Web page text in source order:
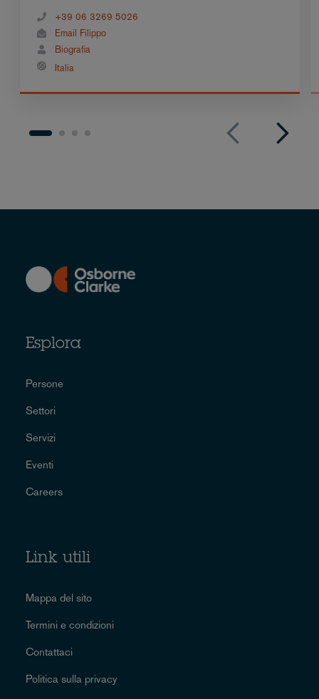
+39 06 3269 5026
Email Filippo
Biografia
Italia
Esplora
Persone
Settori
Servizi
Eventi
Careers
Link utili
Mappa del sito
Termini e condizioni
Contattaci
Politica sulla privacy